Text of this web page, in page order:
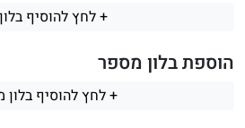
+ לחץ להוסיף בלון לב
הוספת בלון מספר
+ לחץ להוסיף בלון מספר